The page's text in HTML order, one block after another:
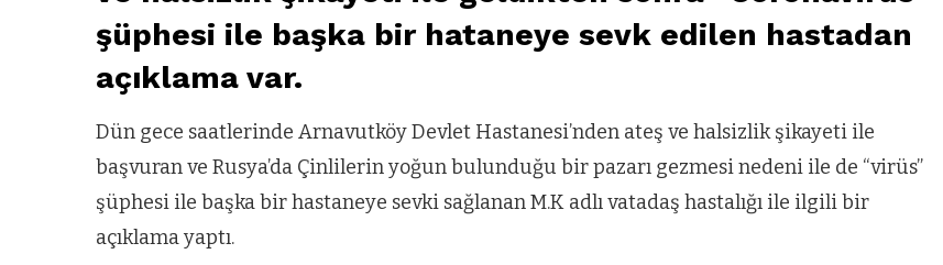
şüphesi ile başka bir hataneye sevk edilen hastadan
açıklama var.
Dün gece saatlerinde Arnavutköy Devlet Hastanesi’nden ateş ve halsizlik şikayeti ile
başvuran ve Rusya’da Çinlilerin yoğun bulunduğu bir pazarı gezmesi nedeni ile de “virüs”
şüphesi ile başka bir hastaneye sevki sağlanan M.K adlı vatadaş hastalığı ile ilgili bir
açıklama yaptı.